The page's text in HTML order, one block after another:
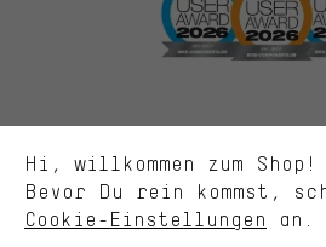
SICHER
Hi, willkommen zum Shop!
Bevor Du rein kommst,
Cookie-Einstellungen an.
Angebote von uns. Diese Cookies
besser zu erkennen und Dir
Uns interessiert, was Du in
selbst Einfluss auf die
unseres Shop-Angebots.